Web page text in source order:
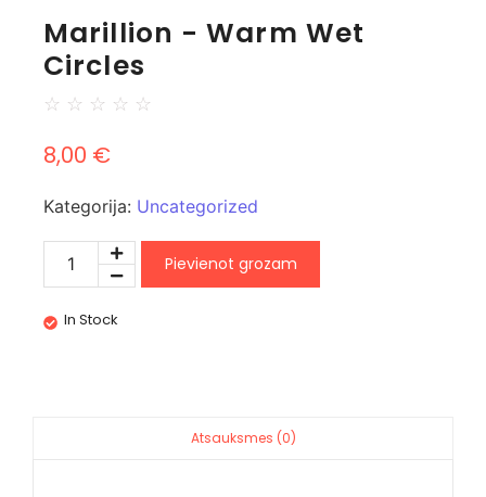
Marillion - Warm Wet
Circles
☆ ☆ ☆ ☆ ☆
8,00 €
Kategorija: Uncategorized
Pievienot grozam
In Stock
Atsauksmes (0)